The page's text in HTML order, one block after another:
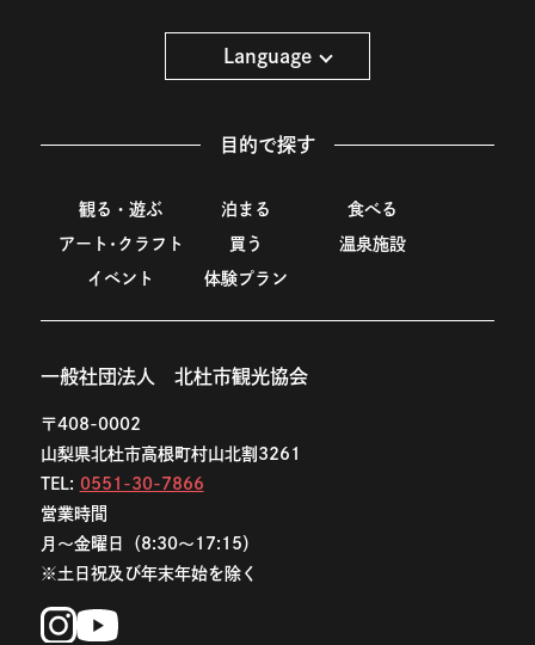
Language
目的で探す
観る・遊ぶ 泊まる 食べる
アート･クラフト 買う 温泉施設
イベント 体験プラン
一般社団法人 北杜市観光協会
〒408-0002
山梨県北杜市高根町村山北割3261
TEL: 0551-30-7866
営業時間
月〜金曜日（8:30〜17:15）
※土日祝及び年末年始を除く